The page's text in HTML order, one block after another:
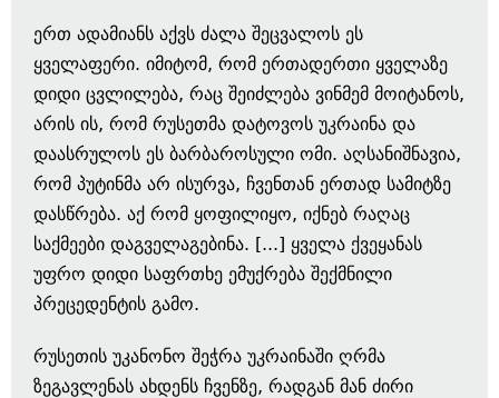
ერთ ადამიანს აქვს ძალა შეცვალოს ეს
ყველაფერი. იმიტომ, რომ ერთადერთი ყველაზე
დიდი ცვლილება, რაც შეიძლება ვინმემ მოიტანოს,
არის ის, რომ რუსეთმა დატოვოს უკრაინა და
დაასრულოს ეს ბარბაროსული ომი. აღსანიშნავია,
რომ პუტინმა არ ისურვა, ჩვენთან ერთად სამიტზე
დასწრება. აქ რომ ყოფილიყო, იქნებ რაღაც
საქმეები დაგველაგებინა. [...] ყველა ქვეყანას
უფრო დიდი საფრთხე ემუქრება შექმნილი
პრეცედენტის გამო.
რუსეთის უკანონო შეჭრა უკრაინაში ღრმა
ზეგავლენას ახდენს ჩვენზე, რადგან მან ძირი